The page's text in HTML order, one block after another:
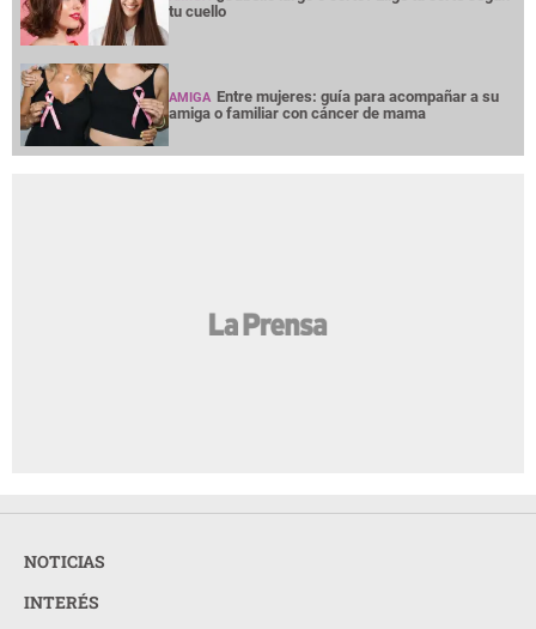
tu cuello
AMIGA Entre mujeres: guía para acompañar a su
amiga o familiar con cáncer de mama
NOTICIAS
INTERÉS